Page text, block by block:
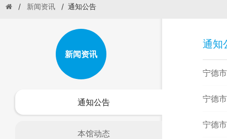
/ 新闻资讯 / 通知公告
新闻资讯
通知公告
本馆动态
通知
宁德
宁德
宁德